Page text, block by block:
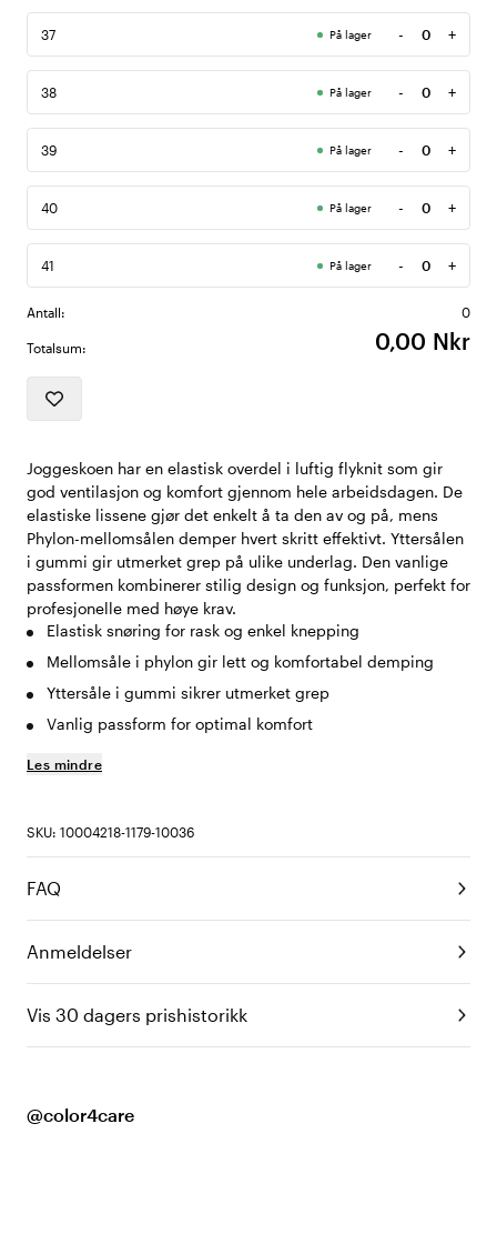
37 På lager -
Antall
+
38 På lager -
Antall
+
39 På lager -
Antall
+
40 På lager -
Antall
+
41 På lager -
Antall
+
Antall: 0
Totalsum: 0,00 Nkr
Joggeskoen har en elastisk overdel i luftig flyknit som gir
god ventilasjon og komfort gjennom hele arbeidsdagen. De
elastiske lissene gjør det enkelt å ta den av og på, mens
Phylon-mellomsålen demper hvert skritt effektivt. Yttersålen
i gummi gir utmerket grep på ulike underlag. Den vanlige
passformen kombinerer stilig design og funksjon, perfekt for
profesjonelle med høye krav.
Elastisk snøring for rask og enkel knepping
Mellomsåle i phylon gir lett og komfortabel demping
Yttersåle i gummi sikrer utmerket grep
Vanlig passform for optimal komfort
Les mindre
SKU: 10004218-1179-10036
FAQ
Anmeldelser
Vis 30 dagers prishistorikk
@color4care